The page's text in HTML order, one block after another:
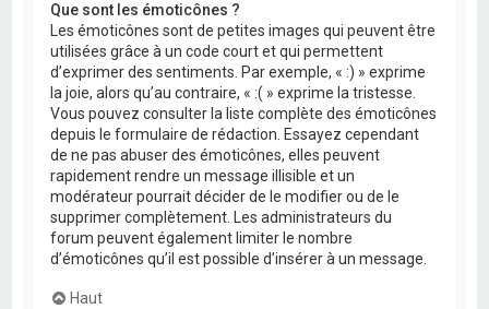
Que sont les émoticônes ?
Les émoticônes sont de petites images qui peuvent être
utilisées grâce à un code court et qui permettent
d’exprimer des sentiments. Par exemple, « :) » exprime
la joie, alors qu’au contraire, « :( » exprime la tristesse.
Vous pouvez consulter la liste complète des émoticônes
depuis le formulaire de rédaction. Essayez cependant
de ne pas abuser des émoticônes, elles peuvent
rapidement rendre un message illisible et un
modérateur pourrait décider de le modifier ou de le
supprimer complètement. Les administrateurs du
forum peuvent également limiter le nombre
d’émoticônes qu’il est possible d’insérer à un message.
Haut